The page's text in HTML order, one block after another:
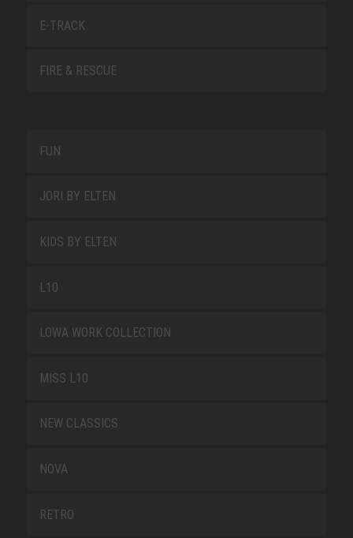
E-TRACK
FIRE & RESCUE
FUN
JORI BY ELTEN
KIDS BY ELTEN
L10
LOWA WORK COLLECTION
MISS L10
NEW CLASSICS
NOVA
RETRO